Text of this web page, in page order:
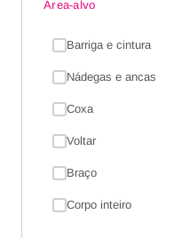
Área-alvo
Barriga e cintura
Nádegas e ancas
Coxa
Voltar
Braço
Corpo inteiro